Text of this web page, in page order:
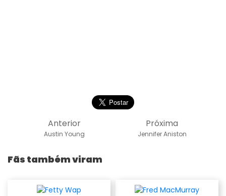
Próxima
Jennifer Aniston
Anterior
Austin Young
Fãs também viram